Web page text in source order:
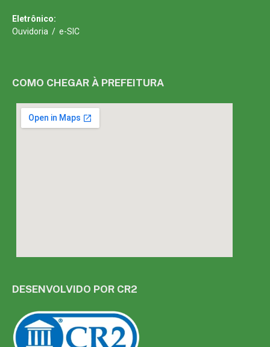
Eletrônico:
Ouvidoria / e-SIC
COMO CHEGAR À PREFEITURA
DESENVOLVIDO POR CR2